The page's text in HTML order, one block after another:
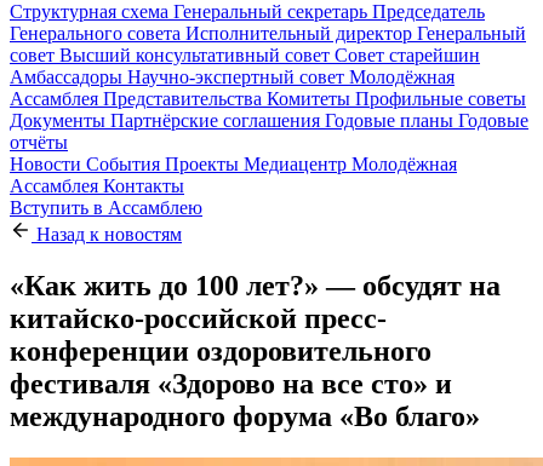
Структурная схема Генеральный секретарь Председатель
Генерального совета Исполнительный директор Генеральный
совет Высший консультативный совет Совет старейшин
Амбассадоры Научно-экспертный совет Молодёжная
Ассамблея Представительства Комитеты Профильные советы
Документы Партнёрские соглашения Годовые планы Годовые
отчёты
Новости События Проекты Медиацентр Молодёжная
Ассамблея Контакты
Вступить в Ассамблею
Назад к новостям
«Как жить до 100 лет?» — обсудят на
китайско-российской пресс-
конференции оздоровительного
фестиваля «Здорово на все сто» и
международного форума «Во благо»